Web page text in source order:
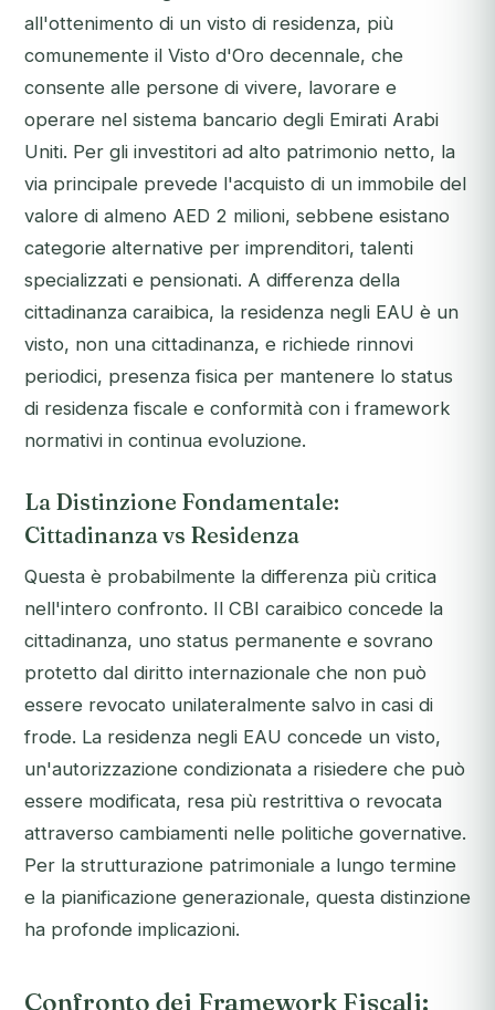
all'ottenimento di un visto di residenza, più
comunemente il Visto d'Oro decennale, che
consente alle persone di vivere, lavorare e
operare nel sistema bancario degli Emirati Arabi
Uniti. Per gli investitori ad alto patrimonio netto, la
via principale prevede l'acquisto di un immobile del
valore di almeno AED 2 milioni, sebbene esistano
categorie alternative per imprenditori, talenti
specializzati e pensionati. A differenza della
cittadinanza caraibica, la residenza negli EAU è un
visto, non una cittadinanza, e richiede rinnovi
periodici, presenza fisica per mantenere lo status
di residenza fiscale e conformità con i framework
normativi in continua evoluzione.
La Distinzione Fondamentale:
Cittadinanza vs Residenza
Questa è probabilmente la differenza più critica
nell'intero confronto. Il CBI caraibico concede la
cittadinanza, uno status permanente e sovrano
protetto dal diritto internazionale che non può
essere revocato unilateralmente salvo in casi di
frode. La residenza negli EAU concede un visto,
un'autorizzazione condizionata a risiedere che può
essere modificata, resa più restrittiva o revocata
attraverso cambiamenti nelle politiche governative.
Per la strutturazione patrimoniale a lungo termine
e la pianificazione generazionale, questa distinzione
ha profonde implicazioni.
Confronto dei Framework Fiscali: